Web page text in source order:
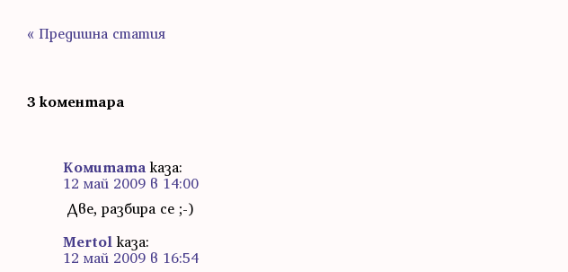
« Предишна статия
3 коментара
Комитата каза:
12 май 2009 в 14:00
Две, разбира се ;-)
Mertol каза:
12 май 2009 в 16:54